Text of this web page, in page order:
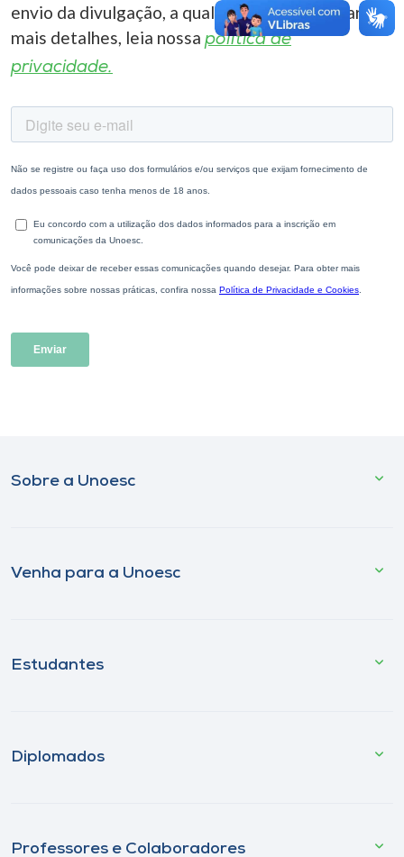
envio da divulgação, a qualquer momento. Para
mais detalhes, leia nossa política de
privacidade.
Sobre a Unoesc
Venha para a Unoesc
Estudantes
Diplomados
Professores e Colaboradores